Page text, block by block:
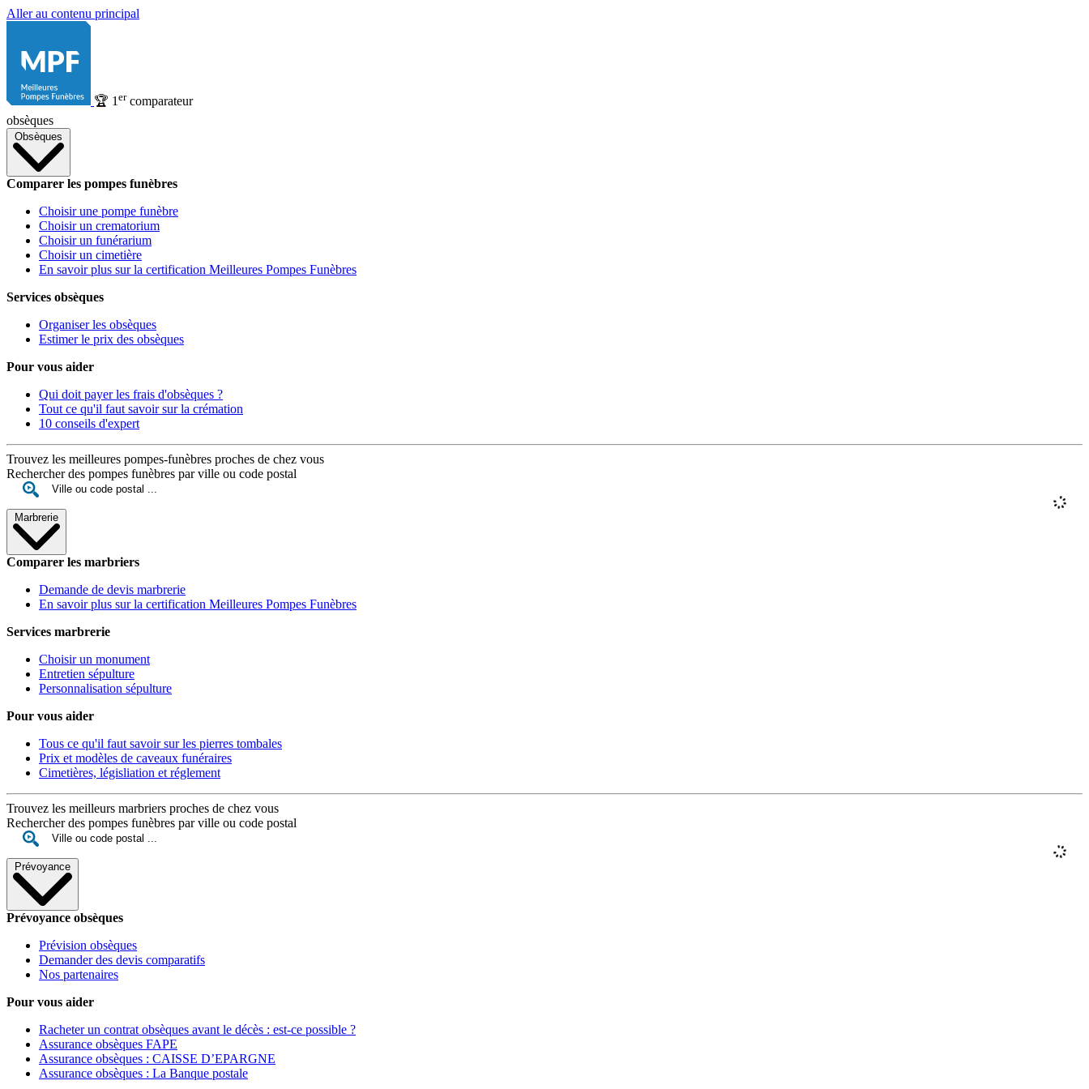
Aller au contenu principal
🏆 1 ercomparateur
obsèques
Obsèques
Comparer les pompes funèbres
Choisir une pompe funèbre
Choisir un crematorium
Choisir un funérarium
Choisir un cimetière
En savoir plus sur la certification Meilleures Pompes Funèbres
Services obsèques
Organiser les obsèques
Estimer le prix des obsèques
Pour vous aider
Qui doit payer les frais d'obsèques ?
Tout ce qu'il faut savoir sur la crémation
10 conseils d'expert
Trouvez les meilleures pompes-funèbres proches de chez vous
Rechercher des pompes funèbres par ville ou code postal
Marbrerie
Comparer les marbriers
Demande de devis marbrerie
En savoir plus sur la certification Meilleures Pompes Funèbres
Services marbrerie
Choisir un monument
Entretien sépulture
Personnalisation sépulture
Pour vous aider
Tous ce qu'il faut savoir sur les pierres tombales
Prix et modèles de caveaux funéraires
Cimetières, législiation et réglement
Trouvez les meilleurs marbriers proches de chez vous
Rechercher des pompes funèbres par ville ou code postal
Prévoyance
Prévoyance obsèques
Prévision obsèques
Demander des devis comparatifs
Nos partenaires
Pour vous aider
Racheter un contrat obsèques avant le décès : est-ce possible ?
Assurance obsèques FAPE
Assurance obsèques : CAISSE D’EPARGNE
Assurance obsèques : La Banque postale